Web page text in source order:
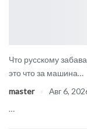
Что русскому
это что за машина…
master
Авг 6,
…